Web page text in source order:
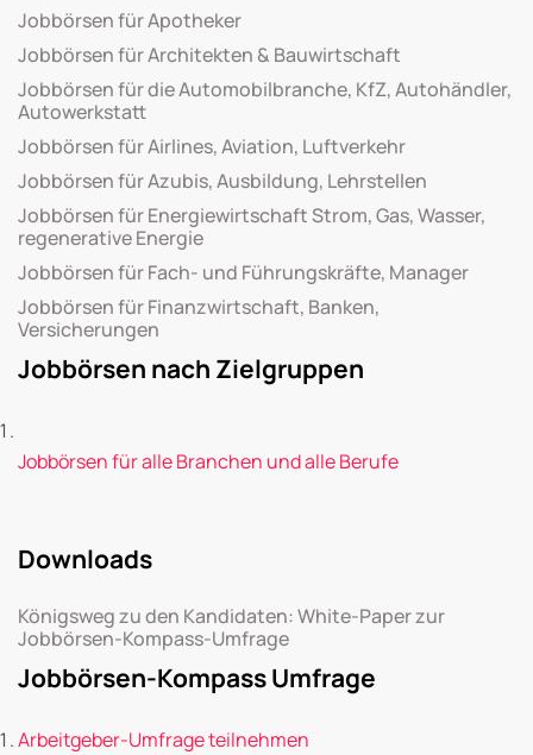
Jobbörsen für Apotheker
Jobbörsen für Architekten & Bauwirtschaft
Jobbörsen für die Automobilbranche, KfZ, Autohändler,
Autowerkstatt
Jobbörsen für Airlines, Aviation, Luftverkehr
Jobbörsen für Azubis, Ausbildung, Lehrstellen
Jobbörsen für Energiewirtschaft Strom, Gas, Wasser,
regenerative Energie
Jobbörsen für Fach- und Führungskräfte, Manager
Jobbörsen für Finanzwirtschaft, Banken,
Versicherungen
Jobbörsen nach Zielgruppen
Jobbörsen für alle Branchen und alle Berufe
Downloads
Königsweg zu den Kandidaten: White-Paper zur
Jobbörsen-Kompass-Umfrage
Jobbörsen-Kompass Umfrage
Arbeitgeber-Umfrage teilnehmen